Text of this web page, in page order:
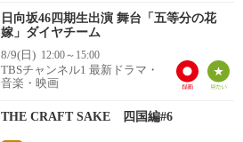
日向坂46四期生出演 舞台「五等分の花
嫁」ダイヤチーム
8/9(日) 12:00～15:00
TBSチャンネル1 最新ドラマ・
音楽・映画
THE CRAFT SAKE 四国編#6